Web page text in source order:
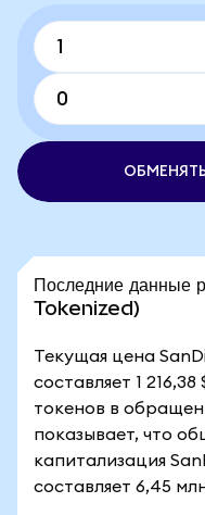
ОБМЕНЯТЬ
Последние
Tokenized)
Текущая цена
составляет 1
токенов в
показывает, что
капитализация
составляет 6,45